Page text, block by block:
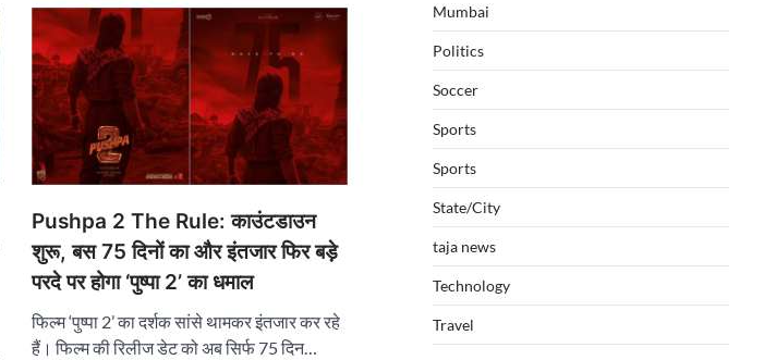
Pushpa 2 The Rule: काउंटडाउन
शुरू, बस 75 दिनों का और इंतजार फिर बड़े
परदे पर होगा ‘पुष्पा 2’ का धमाल
फिल्म ‘पुष्पा 2’ का दर्शक सांसे थामकर इंतजार कर रहे
हैं। फिल्म की रिलीज डेट को अब सिर्फ 75 दिन…
Mumbai
Politics
Soccer
Sports
Sports
State/City
taja news
Technology
Travel